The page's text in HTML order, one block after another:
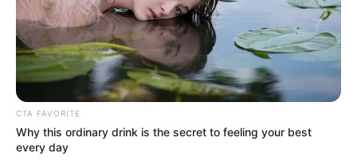
Fuerza Pública blindará el
Bajo Cauca y el nordeste
antioqueño para proteger
las jornadas electorales
CARGAR MÁS
CTA FAVORITE
Why this ordinary drink is the secret to feeling your best
every day